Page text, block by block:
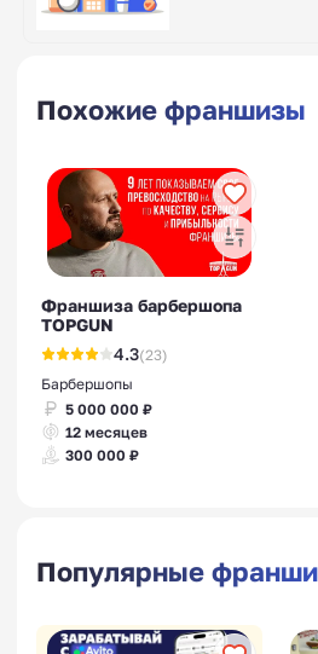
Похожие франшизы
Франшиза барбершопа
TOPGUN
4.3(23)
Барбершопы
5 000 000 ₽
12 месяцев
300 000 ₽
Популярные